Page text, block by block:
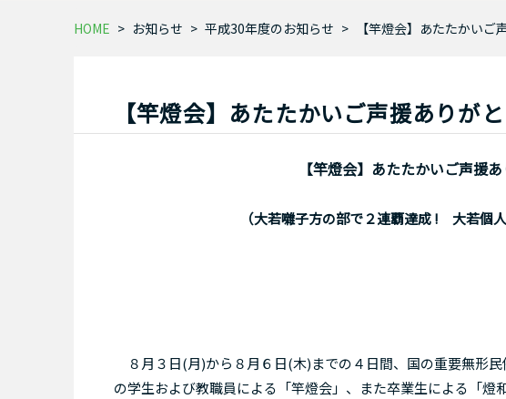
HOME お知らせ 平成30年度のお知らせ 【竿燈会】あたたかい
【竿燈会】あたたかいご声援ありが
【竿燈会】あたたかいご声援
（大若囃子方の部で２連覇達成 ! 大若個
８月３日(月)から８月６日(木)までの４日間、国の重要無形
の学生および教職員による「竿燈会」、また卒業生による「燈